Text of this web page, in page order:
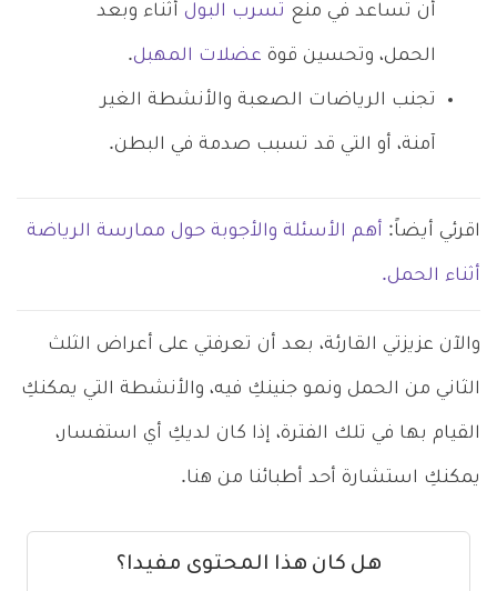
أن تساعد في منع تسرب البول أثناء وبعد
الحمل، وتحسين قوة عضلات المهبل.
تجنب الرياضات الصعبة والأنشطة الغير
آمنة، أو التي قد تسبب صدمة في البطن.
اقرئي أيضاً: أهم الأسئلة والأجوبة حول ممارسة الرياضة
أثناء الحمل.
والآن عزيزتي القارئة، بعد أن تعرفتي على أعراض الثلث
الثاني من الحمل ونمو جنينكِ فيه، والأنشطة التي يمكنكِ
القيام بها في تلك الفترة، إذا كان لديكِ أي استفسار،
يمكنكِ استشارة أحد أطبائنا من هنا.
هل كان هذا المحتوى مفيدا؟